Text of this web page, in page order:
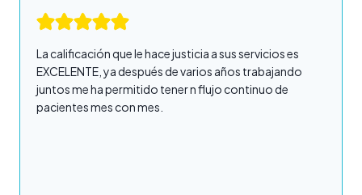
La calificación que le hace justicia a sus servicios es
EXCELENTE, ya después de varios años trabajando
juntos me ha permitido tener n flujo continuo de
pacientes mes con mes.